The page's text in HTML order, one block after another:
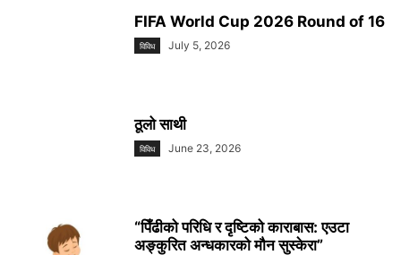
FIFA World Cup 2026 Round of 16
विविध July 5, 2026
ठूलो साथी
विविध June 23, 2026
“पिँढीको परिधि र दृष्टिको काराबास: एउटा
अङ्कुरित अन्धकारको मौन सुस्केरा”